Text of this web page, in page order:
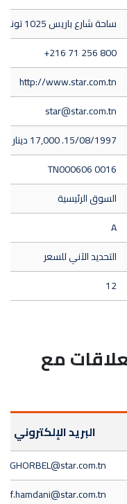
ساحة شارع باريس 1025 تونس
+216 71 256 800
http://www.star.com.tn
star@star.com.tn
15/08/1997. 17,000 دينار للسهم
TN000606 0016
السوق الرئيسية
A
التحديد الآني للسعر
12
مع
البريد الإلكتروني